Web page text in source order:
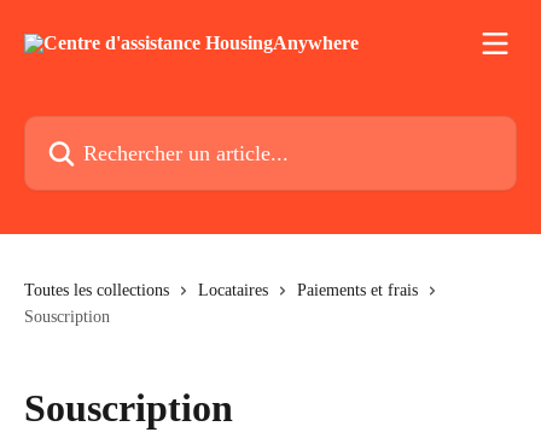
Rechercher un article...
Toutes les collections Locataires
Paiements et frais
Souscription
Souscription